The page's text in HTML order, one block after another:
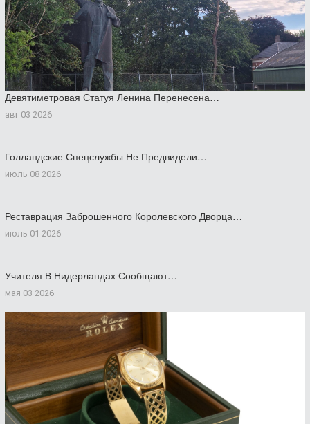
Девятиметровая Статуя Ленина Перенесена…
авг 03 2026
Голландские Спецслужбы Не Предвидели…
июль 08 2026
Реставрация Заброшенного Королевского Дворца…
июль 01 2026
Учителя В Нидерландах Сообщают…
мая 03 2026